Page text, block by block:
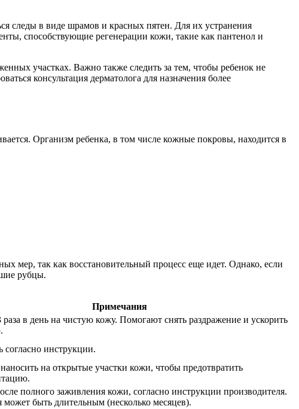
следы в виде шрамов и красных пятен. Для их устранения
способствующие регенерации кожи, такие как пантенол и
участках. Важно также следить за тем, чтобы ребенок не
консультация дерматолога для назначения более
Организм ребенка, в том числе кожные покровы, находится в
мер, так как восстановительный процесс еще идет. Однако, если
рубцы.
Примечания
в день на чистую кожу. Помогают снять раздражение и ускорить
согласно инструкции.
на открытые участки кожи, чтобы предотвратить
полного заживления кожи, согласно инструкции производителя.
может быть длительным (несколько месяцев).